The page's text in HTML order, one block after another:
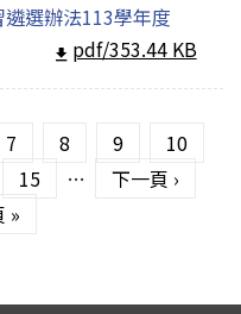
選辦法113學年度
pdf/353.44 KB
7 8 9
10
15 …
下一頁 ›
»